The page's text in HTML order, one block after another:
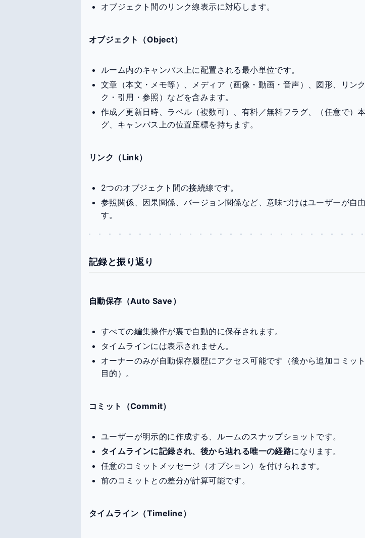
オブジェクト間のリンク線表示に対応します。
オブジェクト（Object）
ルーム内のキャンバス上に配置される最小単位です。
文章（本文・メモ等）、メディア（画像・動画・音声）、図形、リン
ク・引用・参照）などを含みます。
作成／更新日時、ラベル（複数可）、有料／無料フラグ、（任意で）
グ、キャンバス上の位置座標を持ちます。
リンク（Link）
2つのオブジェクト間の接続線です。
参照関係、因果関係、バージョン関係など、意味づけはユーザーが自
す。
記録と振り返り
自動保存（Auto Save）
すべての編集操作が裏で自動的に保存されます。
タイムラインには表示されません。
オーナーのみが自動保存履歴にアクセス可能です（後から追加コミッ
目的）。
コミット（Commit）
ユーザーが明示的に作成する、ルームのスナップショットです。
タイムラインに記録され、後から辿れる唯一の経路になります。
任意のコミットメッセージ（オプション）を付けられます。
前のコミットとの差分が計算可能です。
タイムライン（Timeline）